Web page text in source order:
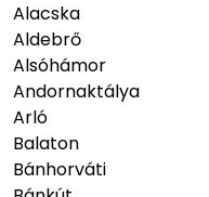
Alacska
Aldebrő
Alsóhámor
Andornaktálya
Arló
Balaton
Bánhorváti